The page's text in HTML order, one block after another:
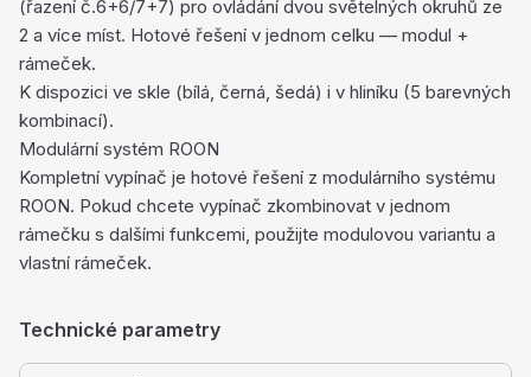
(řazení č.6+6/7+7) pro ovládání dvou světelných okruhů ze
2 a více míst. Hotové řešení v jednom celku — modul +
rámeček.
K dispozici ve skle (bílá, černá, šedá) i v hliníku (5 barevných
kombinací).
Modulární systém ROON
Kompletní vypínač je hotové řešení z modulárního systému
ROON. Pokud chcete vypínač zkombinovat v jednom
rámečku s dalšími funkcemi, použijte modulovou variantu a
vlastní rámeček.
Technické parametry